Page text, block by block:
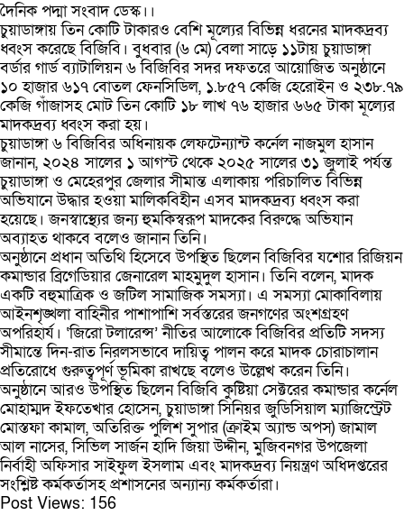
দৈনিক পদ্মা সংবাদ ডেস্ক।।
চুয়াডাঙ্গায় তিন কোটি টাকারও বেশি মূল্যের বিভিন্ন ধরনের মাদকদ্রব্য
ধ্বংস করেছে বিজিবি। বুধবার (৬ মে) বেলা সাড়ে ১১টায় চুয়াডাঙ্গা
বর্ডার গার্ড ব্যাটালিয়ন ৬ বিজিবির সদর দফতরে আয়োজিত অনুষ্ঠানে
১০ হাজার ৬১৭ বোতল ফেনসিডিল, ১.৮৫৭ কেজি হেরোইন ও ২৩৮.৭৯
কেজি গাঁজাসহ মোট তিন কোটি ১৮ লাখ ৭৬ হাজার ৬৬৫ টাকা মূল্যের
মাদকদ্রব্য ধ্বংস করা হয়।
চুয়াডাঙ্গা ৬ বিজিবির অধিনায়ক লেফটেন্যান্ট কর্নেল নাজমুল হাসান
জানান, ২০২৪ সালের ১ আগস্ট থেকে ২০২৫ সালের ৩১ জুলাই পর্যন্ত
চুয়াডাঙ্গা ও মেহেরপুর জেলার সীমান্ত এলাকায় পরিচালিত বিভিন্ন
অভিযানে উদ্ধার হওয়া মালিকবিহীন এসব মাদকদ্রব্য ধ্বংস করা
হয়েছে। জনস্বাস্থ্যের জন্য হুমকিস্বরূপ মাদকের বিরুদ্ধে অভিযান
অব্যাহত থাকবে বলেও জানান তিনি।
অনুষ্ঠানে প্রধান অতিথি হিসেবে উপস্থিত ছিলেন বিজিবির যশোর রিজিয়ন
কমান্ডার ব্রিগেডিয়ার জেনারেল মাহমুদুল হাসান। তিনি বলেন, মাদক
একটি বহুমাত্রিক ও জটিল সামাজিক সমস্যা। এ সমস্যা মোকাবিলায়
আইনশৃঙ্খলা বাহিনীর পাশাপাশি সর্বস্তরের জনগণের অংশগ্রহণ
অপরিহার্য। ‘জিরো টলারেন্স’ নীতির আলোকে বিজিবির প্রতিটি সদস্য
সীমান্তে দিন-রাত নিরলসভাবে দায়িত্ব পালন করে মাদক চোরাচালান
প্রতিরোধে গুরুত্বপূর্ণ ভূমিকা রাখছে বলেও উল্লেখ করেন তিনি।
অনুষ্ঠানে আরও উপস্থিত ছিলেন বিজিবি কুষ্টিয়া সেক্টরের কমান্ডার কর্নেল
মোহাম্মদ ইফতেখার হোসেন, চুয়াডাঙ্গা সিনিয়র জুডিসিয়াল ম্যাজিস্ট্রেট
মোস্তফা কামাল, অতিরিক্ত পুলিশ সুপার (ক্রাইম অ্যান্ড অপস) জামাল
আল নাসের, সিভিল সার্জন হাদি জিয়া উদ্দীন, মুজিবনগর উপজেলা
নির্বাহী অফিসার সাইফুল ইসলাম এবং মাদকদ্রব্য নিয়ন্ত্রণ অধিদপ্তরের
সংশ্লিষ্ট কর্মকর্তাসহ প্রশাসনের অন্যান্য কর্মকর্তারা।
Post Views: 156